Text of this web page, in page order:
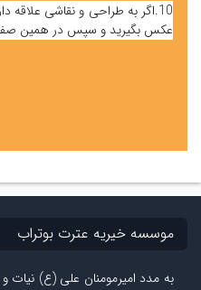
10.اگر به طراحی و نقاشی
عکس بگیرید و سپس در همین
موسسه خیریه عترت بوتراب
به مدد امیرمومنان علی (ع)